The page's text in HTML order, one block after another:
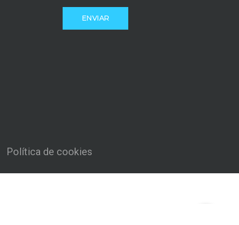
Política de cookies